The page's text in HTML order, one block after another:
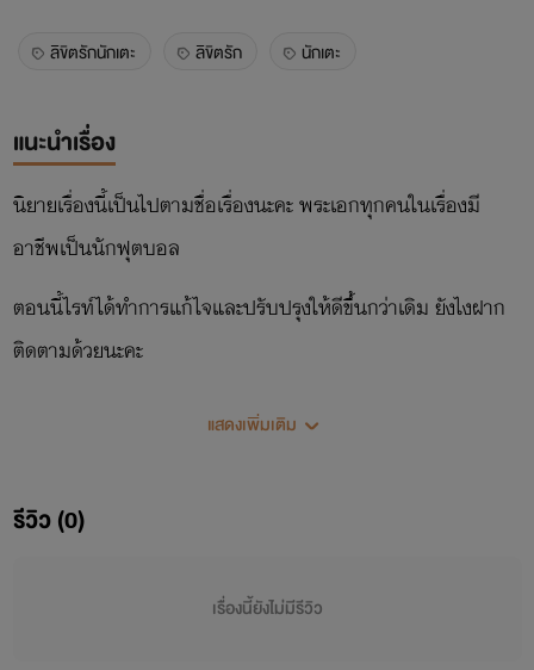
ลิขิตรักนักเตะ ลิขิตรัก นักเตะ
แนะนำเรื่อง
นิยายเรื่องนี้เป็นไปตามชื่อเรื่องนะคะ พระเอกทุกคนในเรื่องมี
อาชีพเป็นนักฟุตบอล
ตอนนี้ไรท์ได้ทำการแก้ไจและปรับปรุงให้ดีขึ้นกว่าเดิม ยังไงฝาก
ติดตามด้วยนะคะ
แสดงเพิ่มเติม
รีวิว (0)
เรื่องนี้ยังไม่มีรีวิว